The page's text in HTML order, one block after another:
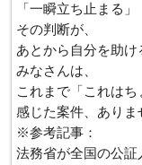
「一瞬立ち止まる」
その判断が、
あとから自分を助け
みなさんは、
これまで「これは
感じた案件、ありま
※参考記事：
法務省が全国の公